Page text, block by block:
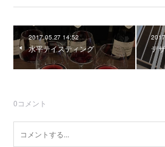
2017.05.27 14:52
水平テイスティング デ
0コメント